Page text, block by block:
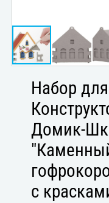
Набор
Домик-
с